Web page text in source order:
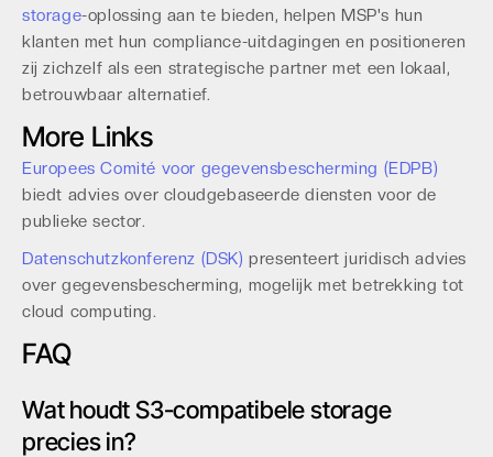
storage-oplossing aan te bieden, helpen MSP's hun
klanten met hun compliance-uitdagingen en positioneren
zij zichzelf als een strategische partner met een lokaal,
betrouwbaar alternatief.
More Links
Europees Comité voor gegevensbescherming (EDPB)
biedt advies over cloudgebaseerde diensten voor de
publieke sector.
Datenschutzkonferenz (DSK) presenteert juridisch advies
over gegevensbescherming, mogelijk met betrekking tot
cloud computing.
FAQ
Wat houdt S3-compatibele storage
precies in?